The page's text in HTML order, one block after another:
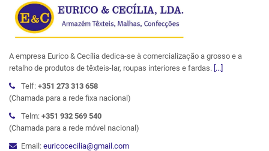
A empresa Eurico & Cecília dedica-se à comercialização a grosso e a
retalho de produtos de têxteis-lar, roupas interiores e fardas. [...]
Telf: +351 273 313 658
(Chamada para a rede fixa nacional)
Telm: +351 932 569 540
(Chamada para a rede móvel nacional)
Email: euricocecilia@gmail.com